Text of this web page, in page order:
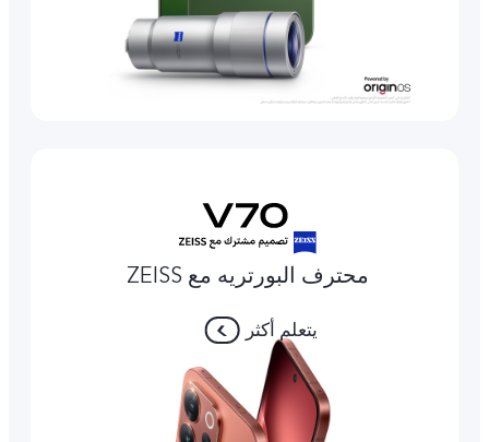
محترف البورتريه مع ZEISS
يتعلم أكثر